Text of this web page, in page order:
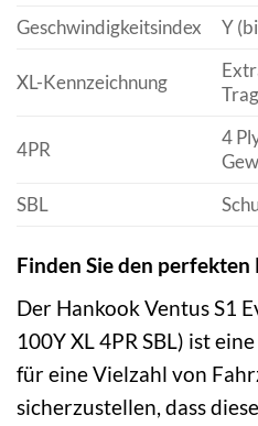
Geschwindigkeitsindex
Y
XL-Kennzeichnung
4PR
4
SBL
Finden Sie den
Der Hankook Ventus S1
100Y XL 4PR SBL) ist
für eine Vielzahl von
sicherzustellen, dass